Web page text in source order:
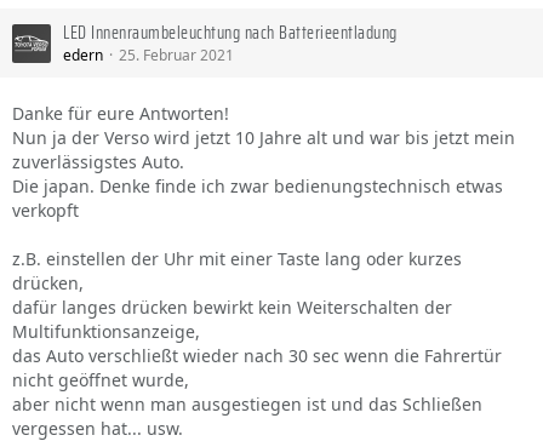
LED Innenraumbeleuchtung nach Batterieentladung
edern 25. Februar 2021
Danke für eure Antworten!
Nun ja der Verso wird jetzt 10 Jahre alt und war bis jetzt mein
zuverlässigstes Auto.
Die japan. Denke finde ich zwar bedienungstechnisch etwas
verkopft
z.B. einstellen der Uhr mit einer Taste lang oder kurzes
drücken,
dafür langes drücken bewirkt kein Weiterschalten der
Multifunktionsanzeige,
das Auto verschließt wieder nach 30 sec wenn die Fahrertür
nicht geöffnet wurde,
aber nicht wenn man ausgestiegen ist und das Schließen
vergessen hat... usw.